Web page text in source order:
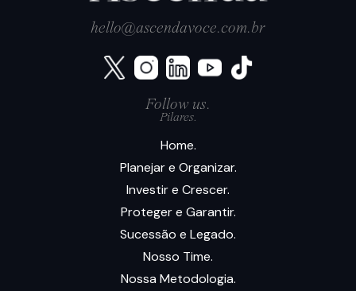
hello@ascendavoce.com.br
Follow us.
Pilares.
Home.
Planejar e Organizar.
Investir e Crescer.
Proteger e Garantir.
Sucessão e Legado.
Nosso Time.
Nossa Metodologia.